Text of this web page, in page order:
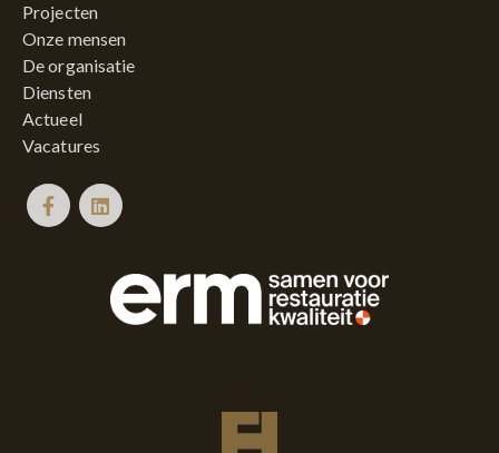
Projecten
Onze mensen
De organisatie
Diensten
Actueel
Vacatures